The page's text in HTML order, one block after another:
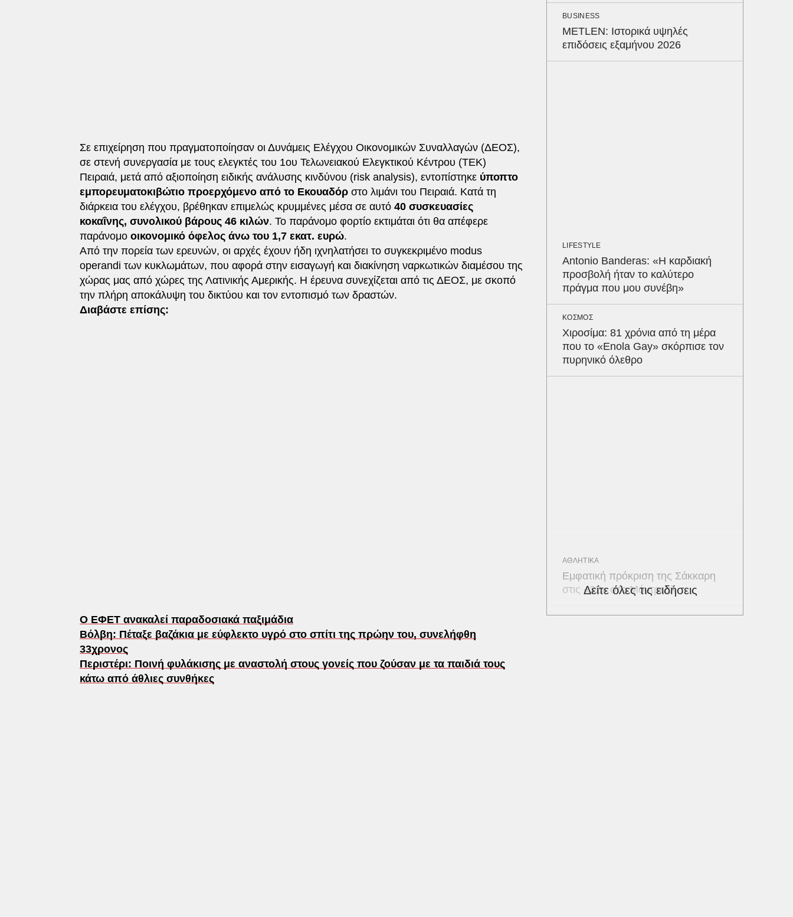
Σε επιχείρηση που πραγματοποίησαν οι Δυνάμεις Ελέγχου Οικονομικών Συναλλαγών (ΔΕΟΣ),
σε στενή συνεργασία με τους ελεγκτές του 1ου Τελωνειακού Ελεγκτικού Κέντρου (ΤΕΚ)
Πειραιά, μετά από αξιοποίηση ειδικής ανάλυσης κινδύνου (risk analysis), εντοπίστηκε ύποπτο
εμπορευματοκιβώτιο προερχόμενο από το Εκουαδόρ στο λιμάνι του Πειραιά. Κατά τη
διάρκεια του ελέγχου, βρέθηκαν επιμελώς κρυμμένες μέσα σε αυτό 40 συσκευασίες
κοκαΐνης, συνολικού βάρους 46 κιλών. Το παράνομο φορτίο εκτιμάται ότι θα απέφερε
παράνομο οικονομικό όφελος άνω του 1,7 εκατ. ευρώ.
Από την πορεία των ερευνών, οι αρχές έχουν ήδη ιχνηλατήσει το συγκεκριμένο modus
operandi των κυκλωμάτων, που αφορά στην εισαγωγή και διακίνηση ναρκωτικών διαμέσου της
χώρας μας από χώρες της Λατινικής Αμερικής. Η έρευνα συνεχίζεται από τις ΔΕΟΣ, με σκοπό
την πλήρη αποκάλυψη του δικτύου και τον εντοπισμό των δραστών.
Διαβάστε επίσης:
Ο ΕΦΕΤ ανακαλεί παραδοσιακά παξιμάδια
Βόλβη: Πέταξε βαζάκια με εύφλεκτο υγρό στο σπίτι της πρώην του, συνελήφθη
33χρονος
Περιστέρι: Ποινή φυλάκισης με αναστολή στους γονείς που ζούσαν με τα παιδιά τους
κάτω από άθλιες συνθήκες
BUSINESS
METLEN: Ιστορικά υψηλές
επιδόσεις εξαμήνου 2026
LIFESTYLE
Antonio Banderas: «Η καρδιακή
προσβολή ήταν το καλύτερο
πράγμα που μου συνέβη»
ΚΟΣΜΟΣ
Χιροσίμα: 81 χρόνια από τη μέρα
που το «Enola Gay» σκόρπισε τον
πυρηνικό όλεθρο
ΑΘΛΗΤΙΚΑ
Εμφατική πρόκριση της Σάκκαρη
στις «32» στο Μόντρεαλ
Δείτε όλες τις ειδήσεις